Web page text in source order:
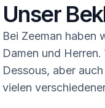
Unser
Bei Zeeman haben
Damen und
Dessous, aber
vielen